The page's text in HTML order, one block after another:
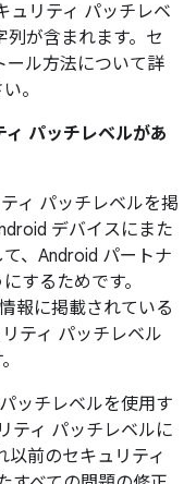
ュリティ パッチレベ
が含まれます。セ
ール方法について詳
。
パッチレベルがあ
ィ パッチレベルを掲
デバイスにまた
、Android パートナ
するためです。
報に掲載されている
ティ パッチレベル
ッチレベルを使用す
ティ パッチレベルに
以前のセキュリティ